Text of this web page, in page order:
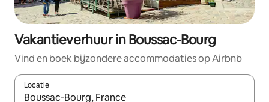
Vakantieverhuur in Boussac-Bourg
Vind en boek bijzondere accommodaties op Airbnb
Locatie
Wanneer er suggesties beschikbaar zijn, maak je een keuze